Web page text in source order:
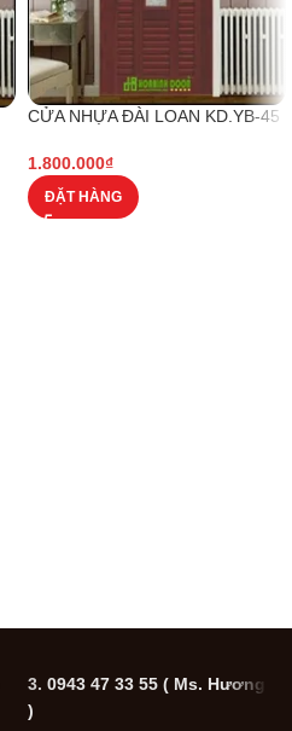
CỬA NHỰA ĐÀI LOAN KD.YB-45
1.800.000₫
ĐẶT HÀNG
3. 0943 47 33 55 ( Ms. Hương
)